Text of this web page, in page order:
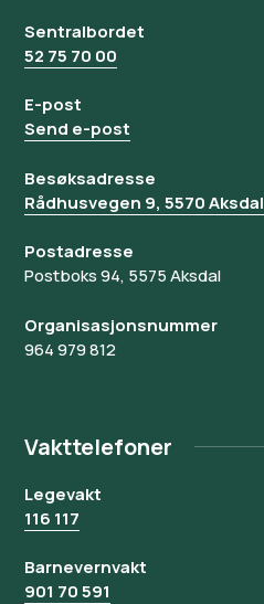
Sentralbordet
52 75 70 00
E-post
Send e-post
Besøksadresse
Rådhusvegen 9, 5570 Aksdal
Postadresse
Postboks 94, 5575 Aksdal
Organisasjonsnummer
964 979 812
Vakttelefoner
Legevakt
116 117
Barnevernvakt
901 70 591